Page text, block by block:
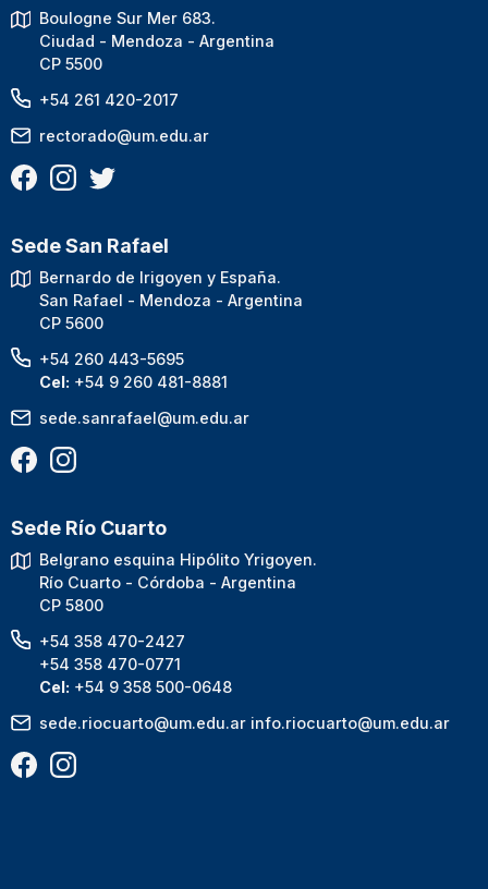
Boulogne Sur Mer 683.
Ciudad - Mendoza - Argentina
CP 5500
+54 261 420-2017
rectorado@um.edu.ar
Sede San Rafael
Bernardo de Irigoyen y España.
San Rafael - Mendoza - Argentina
CP 5600
+54 260 443-5695
Cel: +54 9 260 481-8881
sede.sanrafael@um.edu.ar
Sede Río Cuarto
Belgrano esquina Hipólito Yrigoyen.
Río Cuarto - Córdoba - Argentina
CP 5800
+54 358 470-2427
+54 358 470-0771
Cel: +54 9 358 500-0648
sede.riocuarto@um.edu.ar info.riocuarto@um.edu.ar